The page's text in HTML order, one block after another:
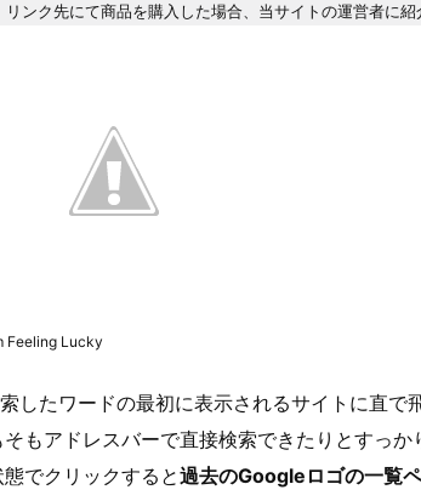
ンク先にて商品を購入した場合、当サイトの運営者に紹
Feeling Lucky
したワードの最初に表示されるサイトに直で
もアドレスバーで直接検索できたりとすっか
でクリックすると過去のGoogleロゴの一覧